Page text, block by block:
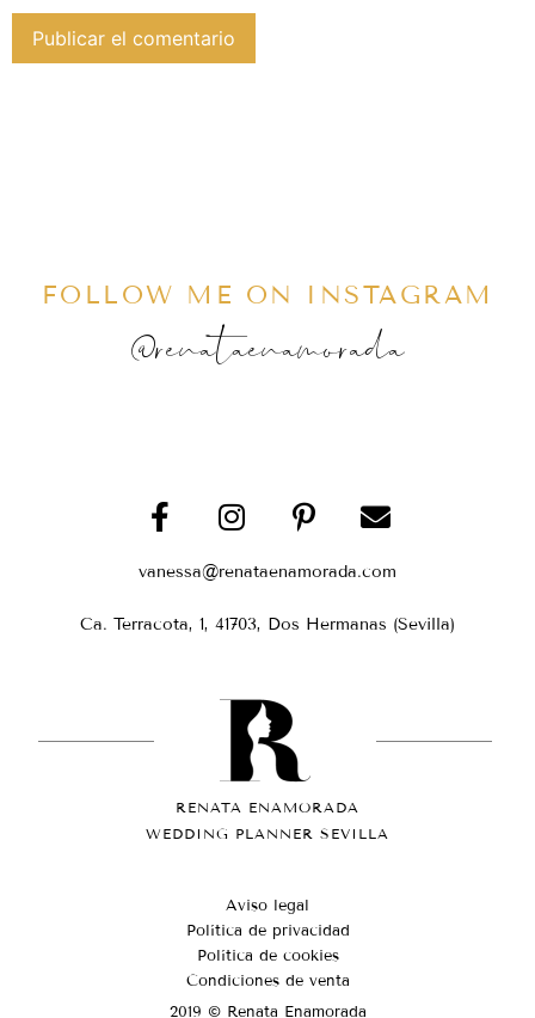
FOLLOW ME ON INSTAGRAM
@renataenamorada
vanessa@renataenamorada.com
Ca. Terracota, 1, 41703, Dos Hermanas (Sevilla)
RENATA ENAMORADA
WEDDING PLANNER SEVILLA
Aviso legal
Política de privacidad
Política de cookies
Condiciones de venta
2019 © Renata Enamorada